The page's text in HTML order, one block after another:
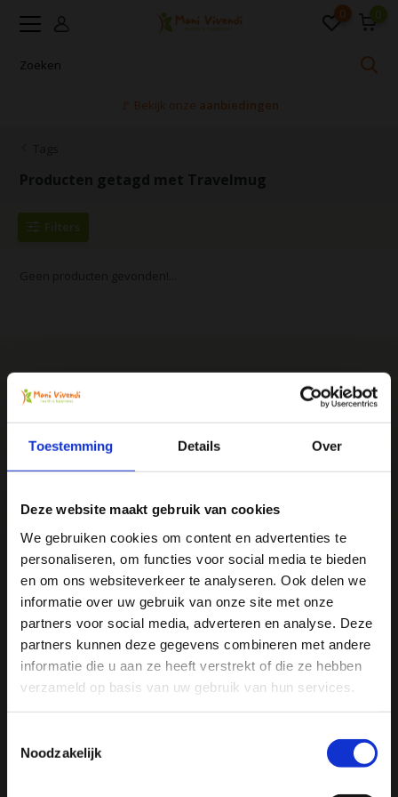
Toestemming Details Over
Deze website maakt gebruik van cookies
We gebruiken cookies om content en advertenties te
personaliseren, om functies voor social media te bieden
en om ons websiteverkeer te analyseren. Ook delen we
informatie over uw gebruik van onze site met onze
partners voor social media, adverteren en analyse. Deze
partners kunnen deze gegevens combineren met andere
informatie die u aan ze heeft verstrekt of die ze hebben
verzameld op basis van uw gebruik van hun services.
Noodzakelijk
0 0
🚩 Bekijk onze aanbiedingen
Producten getagd met Travelmug
Filters
We♥health & happiness
Mani Vivendi gezondheidsproducten: Net dat
Mani Vivendi heeft bijna 25 jaar ervaring met effectieve,
duurzame producten die de gezondheid in het algemeen
bevorderen en klachten helpen voorkomen.
Contact opnemen
Ja, ik wil 5% korting op mijn
volgende bestelling!
Ontvang direct 5% kortingop je volgende aankoop en
profiteer maandelijks van hoge kortingen door je te
abonneren op onze leuke nieuwsbrief! 😀